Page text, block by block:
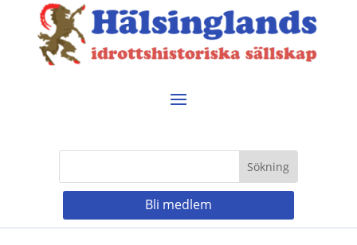
Bli medlem